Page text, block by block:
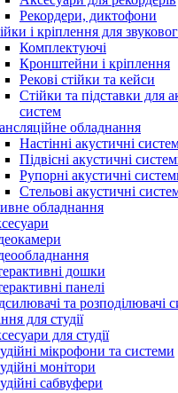
Рекордери, диктофони
і кріплення для
Комплектуючі
Кронштейни і кріплення
Рекові стійки та кейси
Стійки та підставки для
систем
обладнання
Настінні акустичні
Підвісні акустичні
Рупорні акустичні
Стельові акустичні
обладнання
дошки
панелі
та розподілювачі
для студії
для студії
мікрофони та системи
монітори
сабвуфери